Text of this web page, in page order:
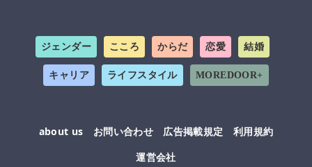
ジェンダー こころ からだ 恋愛 結婚
キャリア ライフスタイル MOREDOOR+
about us お問い合わせ 広告掲載規定
利用規約
運営会社